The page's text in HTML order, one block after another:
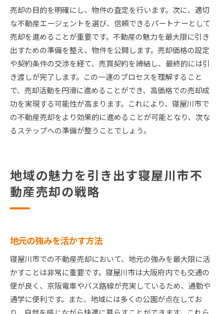
売却の目的を明確にし、物件の査定を行います。次に、適切
な不動産エージェントを選び、信頼できるパートナーとして
売却を進めることが重要です。不動産の魅力を最大限に引き
出すための準備を整え、物件を公開します。売却価格の設定
や契約条件の交渉を経て、売買契約を締結し、最終的には引
き渡しが完了します。この一連のプロセスを理解すること
で、売却活動を円滑に進めることができ、高価格での売却成
功を実現する可能性が高まります。これにより、寝屋川市で
の不動産売却をより効果的に進めることが可能となり、次な
るステップへの準備が整うことでしょう。
地域の魅力を引き出す寝屋川市不
動産売却の戦略
地元の強みを活かす方法
寝屋川市での不動産売却において、地元の強みを最大限に活
かすことは非常に重要です。寝屋川市は大阪府内でも交通の
便が良く、京阪電車やバス路線が充実しているため、通勤や
通学に便利です。また、地域には多くの公園が点在してお